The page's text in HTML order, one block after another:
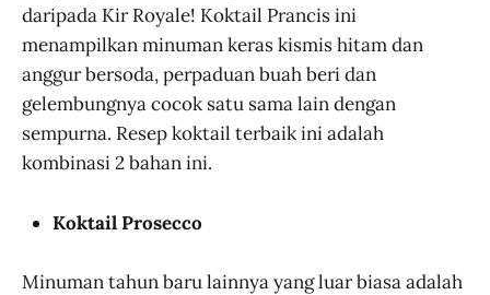
daripada Kir Royale! Koktail Prancis ini
menampilkan minuman keras kismis hitam dan
anggur bersoda, perpaduan buah beri dan
gelembungnya cocok satu sama lain dengan
sempurna. Resep koktail terbaik ini adalah
kombinasi 2 bahan ini.
Koktail Prosecco
Minuman tahun baru lainnya yang luar biasa adalah